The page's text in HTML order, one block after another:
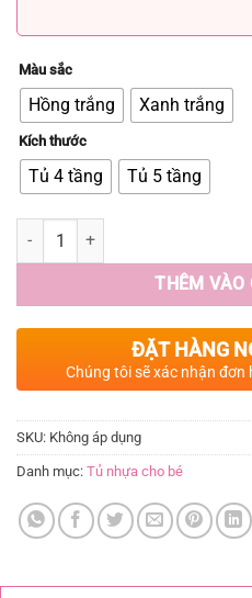
Màu sắc
Hồng trắng Xanh trắng
Kích thước
Tủ 4 tầng Tủ 5 tầng
THÊM VÀO
ĐẶT HÀNG
Chúng tôi sẽ xác nhận đơn
SKU: Không áp dụng
Danh mục: Tủ nhựa cho bé